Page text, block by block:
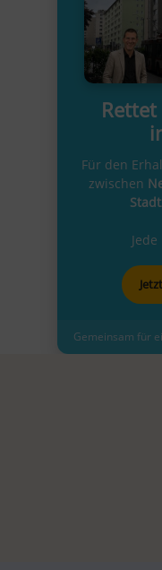
Für den
zwischen
Gemeinsam für